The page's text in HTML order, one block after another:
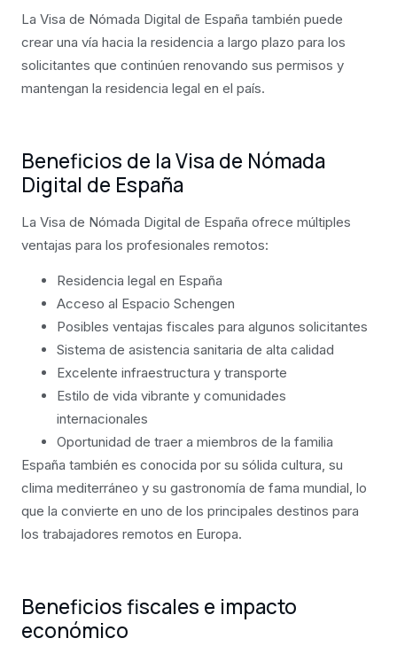
La Visa de Nómada Digital de España también puede
crear una vía hacia la residencia a largo plazo para los
solicitantes que continúen renovando sus permisos y
mantengan la residencia legal en el país.
Beneficios de la Visa de Nómada
Digital de España
La Visa de Nómada Digital de España ofrece múltiples
ventajas para los profesionales remotos:
Residencia legal en España
Acceso al Espacio Schengen
Posibles ventajas fiscales para algunos solicitantes
Sistema de asistencia sanitaria de alta calidad
Excelente infraestructura y transporte
Estilo de vida vibrante y comunidades
internacionales
Oportunidad de traer a miembros de la familia
España también es conocida por su sólida cultura, su
clima mediterráneo y su gastronomía de fama mundial, lo
que la convierte en uno de los principales destinos para
los trabajadores remotos en Europa.
Beneficios fiscales e impacto
económico